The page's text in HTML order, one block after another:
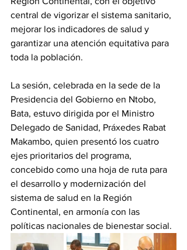
central de vigorizar el sistema sanitario,
mejorar los indicadores de salud y
garantizar una atención equitativa para
toda la población.
La sesión, celebrada en la sede de la
Presidencia del Gobierno en Ntobo,
Bata, estuvo dirigida por el Ministro
Delegado de Sanidad, Práxedes Rabat
Makambo, quien presentó los cuatro
ejes prioritarios del programa,
concebido como una hoja de ruta para
el desarrollo y modernización del
sistema de salud en la Región
Continental, en armonía con las
políticas nacionales de bienestar social.